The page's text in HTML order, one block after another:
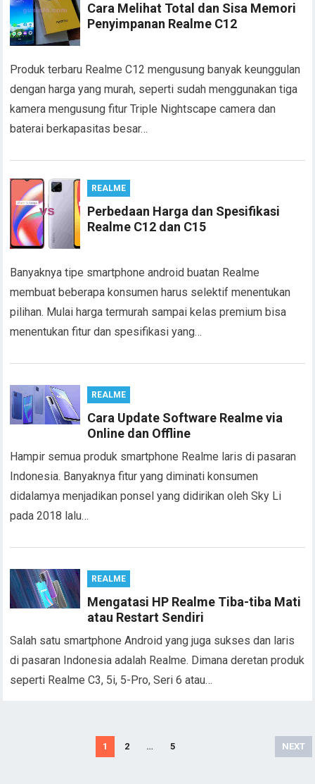
Cara Melihat Total dan Sisa Memori
Penyimpanan Realme C12
Produk terbaru Realme C12 mengusung banyak keunggulan
dengan harga yang murah, seperti sudah menggunakan tiga
kamera mengusung fitur Triple Nightscape camera dan
baterai berkapasitas besar…
REALME
Perbedaan Harga dan Spesifikasi
Realme C12 dan C15
Banyaknya tipe smartphone android buatan Realme
membuat beberapa konsumen harus selektif menentukan
pilihan. Mulai harga termurah sampai kelas premium bisa
menentukan fitur dan spesifikasi yang…
REALME
Cara Update Software Realme via
Online dan Offline
Hampir semua produk smartphone Realme laris di pasaran
Indonesia. Banyaknya fitur yang diminati konsumen
didalamya menjadikan ponsel yang didirikan oleh Sky Li
pada 2018 lalu…
REALME
Mengatasi HP Realme Tiba-tiba Mati
atau Restart Sendiri
Salah satu smartphone Android yang juga sukses dan laris
di pasaran Indonesia adalah Realme. Dimana deretan produk
seperti Realme C3, 5i, 5-Pro, Seri 6 atau…
1 2 … 5 NEXT